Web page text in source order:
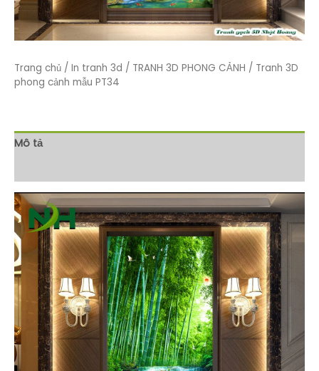
Trang chủ / In tranh 3d / TRANH 3D PHONG CẢNH / Tranh 3D
phong cảnh mẫu PT34
Mô tả